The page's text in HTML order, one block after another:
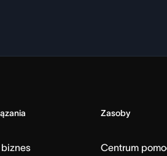
biznes
Zasoby
Centrum